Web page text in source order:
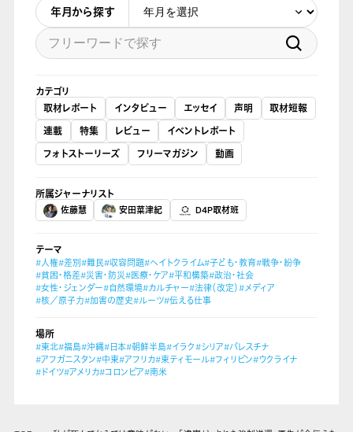
年月から探す
カテゴリ
取材レポート
インタビュー エッセイ 声明
取材短報
連載
特集 レビュー
イベントレポート
フォトストーリーズ
フリーマガジン 動画
所属ジャーナリスト
佐藤慧 安田菜津紀 D4P取材班
テーマ
#人権#差別#難民#収容問題#ヘイトクライム#子ども・教育#戦争・紛争
#貧困・格差#災害・防災#医療・ケア#平和構築#政治・社会
#女性・ジェンダー#自然環境#カルチャー#法律（改定）#メディア
#核／原子力#加害の歴史#ルーツ#伝える仕事
場所
#東北#福島#沖縄#日本#朝鮮半島#イラク#シリア#パレスチナ
#アフガニスタン#中東#アフリカ#東ティモール#フィリピン#ウクライナ
#ドイツ#アメリカ#コロンビア#南米